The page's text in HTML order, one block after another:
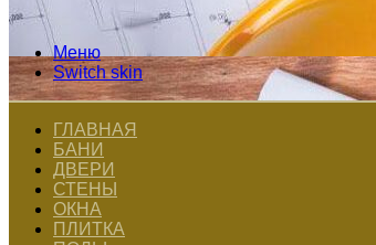
Меню
Switch skin
ГЛАВНАЯ
БАНИ
ДВЕРИ
СТЕНЫ
ОКНА
ПЛИТКА